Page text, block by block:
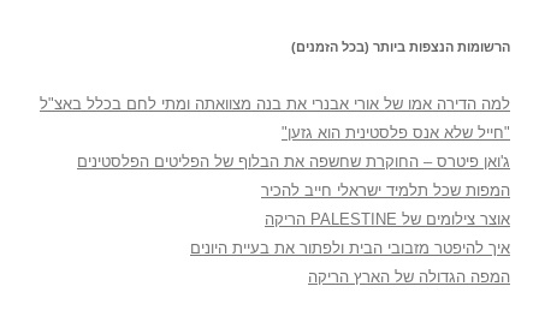
הרשומות הנצפות ביותר (בכל הזמנים)
למה הדירה אמו של אורי אבנרי את בנה מצוואתה ומתי לחם בכלל באצ"ל
"חייל שלא אנס פלסטינית הוא גזען"
ג'ואן פיטרס – החוקרת שחשפה את הבלוף של הפליטים הפלסטינים
המפות שכל תלמיד ישראלי חייב להכיר
אוצר צילומים של PALESTINE הריקה
איך להיפטר מזבובי הבית ולפתור את בעיית היונים
המפה הגדולה של הארץ הריקה